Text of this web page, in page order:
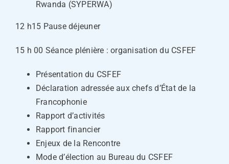
Rwanda (SYPERWA)
12 h15 Pause déjeuner
15 h 00 Séance plénière : organisation du CSFEF
Présentation du CSFEF
Déclaration adressée aux chefs d’État de la
Francophonie
Rapport d’activités
Rapport financier
Enjeux de la Rencontre
Mode d’élection au Bureau du CSFEF